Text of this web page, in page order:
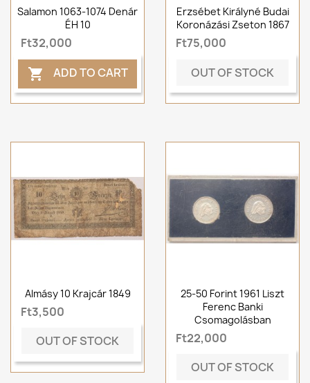
Salamon 1063-1074 Denár
ÉH 10
Ft32,000
 ADD TO CART
Erzsébet Királyné Budai
Koronázási Zseton 1867
Ft75,000
OUT OF STOCK
Almásy 10 Krajcár 1849
Ft3,500
OUT OF STOCK
25-50 Forint 1961 Liszt
Ferenc Banki
Csomagolásban
Ft22,000
OUT OF STOCK